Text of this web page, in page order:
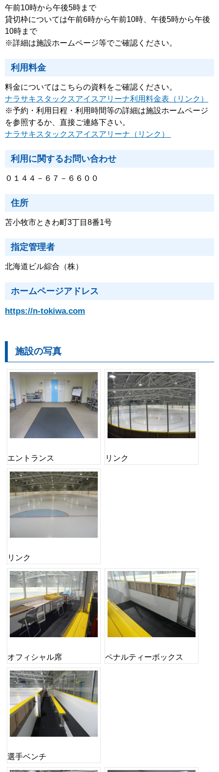
午前10時から午後5時まで
貸切枠については午前6時から午前10時、午後5時から午後
10時まで
※詳細は施設ホームページ等でご確認ください。
利用料金
料金についてはこちらの資料をご確認ください。
ナラサキスタックスアイスアリーナ利用料金表（リンク）
※予約・利用日程・利用時間等の詳細は施設ホームページ
を参照するか、直接ご連絡下さい。
ナラサキスタックスアイスアリーナ（リンク）
利用に関するお問い合わせ
０１４４－６７－６６００
住所
苫小牧市ときわ町3丁目8番1号
指定管理者
北海道ビル綜合（株）
ホームページアドレス
https://n-tokiwa.com
施設の写真
エントランス リンク
リンク
オフィシャル席 ペナルティーボックス
選手ベンチ